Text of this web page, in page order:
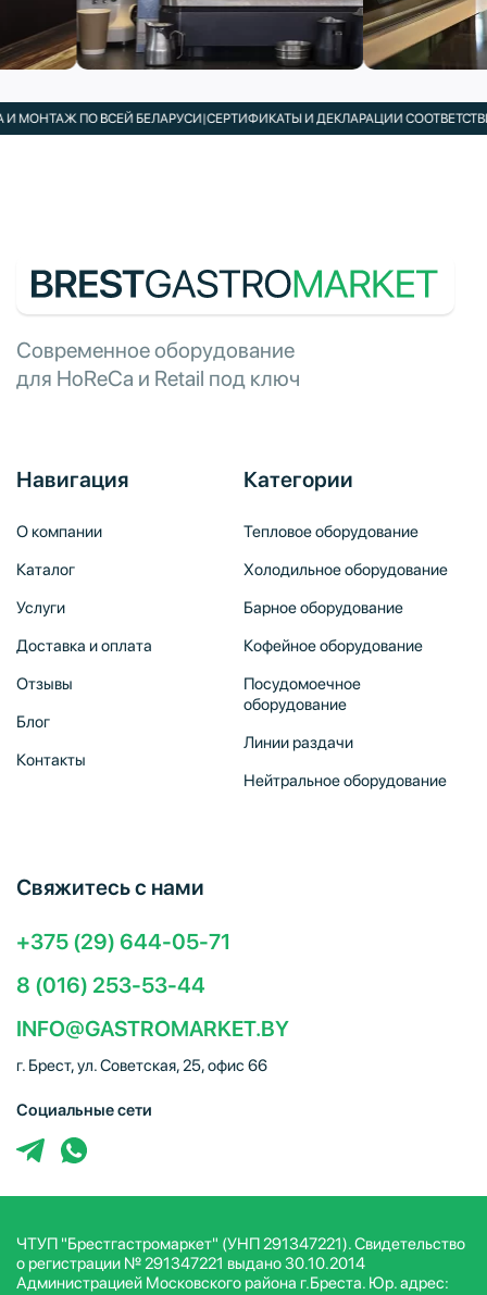
ПО ВСЕЙ БЕЛАРУСИ|СЕРТИФИКАТЫ И ДЕКЛАРАЦИИ СООТВЕТСТВИЯ
Современное оборудование
для HoReCa и Retail под ключ
Навигация
О компании
Каталог
Услуги
Доставка и оплата
Отзывы
Блог
Контакты
Категории
Тепловое оборудование
Холодильное оборудование
Барное оборудование
Кофейное оборудование
Посудомоечное
оборудование
Линии раздачи
Нейтральное оборудование
Свяжитесь с нами
+375 (29) 644-05-71
8 (016) 253-53-44
INFO@GASTROMARKET.BY
г. Брест, ул. Советская, 25, офис 66
Социальные сети
ЧТУП "Брестгастромаркет" (УНП 291347221). Свидетельство
о регистрации № 291347221 выдано 30.10.2014
Администрацией Московского района г.Бреста. Юр. адрес: